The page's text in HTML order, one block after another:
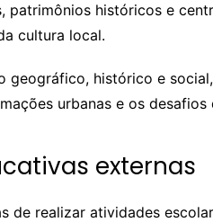
históricos e
cultura local.
geográfico, histórico e
urbanas e os desafios
externas
de realizar atividades